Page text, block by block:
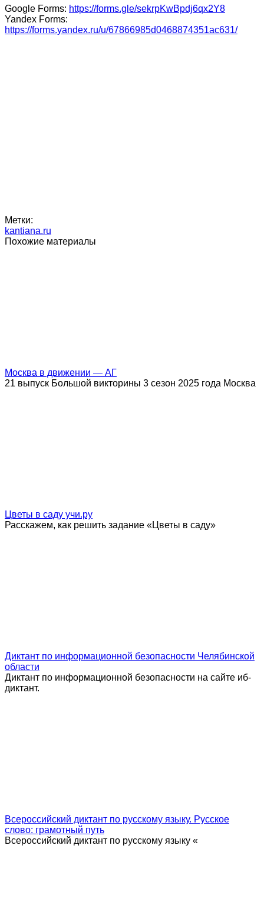
Google Forms: https://forms.gle/sekrpKwBpdj6qx2Y8
Yandex Forms:
https://forms.yandex.ru/u/67866985d0468874351ac631/
Метки:
kantiana.ru
Похожие материалы
Москва в движении — АГ
21 выпуск Большой викторины 3 сезон 2025 года Москва
Цветы в саду учи.ру
Расскажем, как решить задание «Цветы в саду»
Диктант по информационной безопасности Челябинской
области
Диктант по информационной безопасности на сайте иб-
диктант.
Всероссийский диктант по русскому языку. Русское
слово: грамотный путь
Всероссийский диктант по русскому языку «